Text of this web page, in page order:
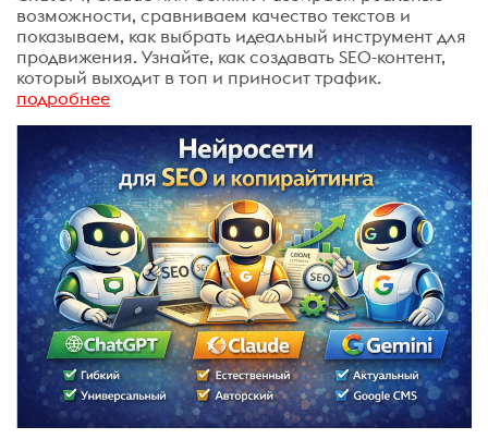
возможности, сравниваем качество текстов и
показываем, как выбрать идеальный инструмент для
продвижения. Узнайте, как создавать SEO-контент,
который выходит в топ и приносит трафик.
подробнее